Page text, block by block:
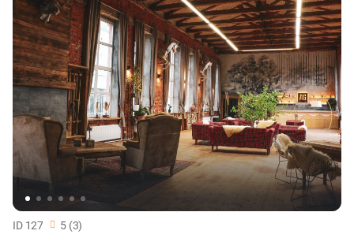
ID 127 5 (3)